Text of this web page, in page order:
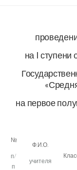
на I ступени
на первое
№
п/
п
Ф.И.О.
учителя